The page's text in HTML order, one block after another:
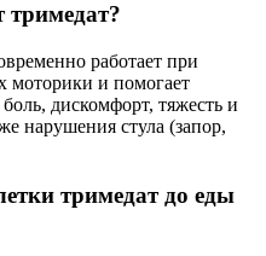
работает при
моторики и помогает
дискомфорт, тяжесть и
нарушения стула (запор,
тримедат до еды